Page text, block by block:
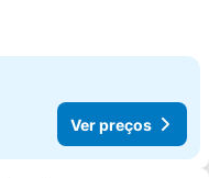
Ver preços